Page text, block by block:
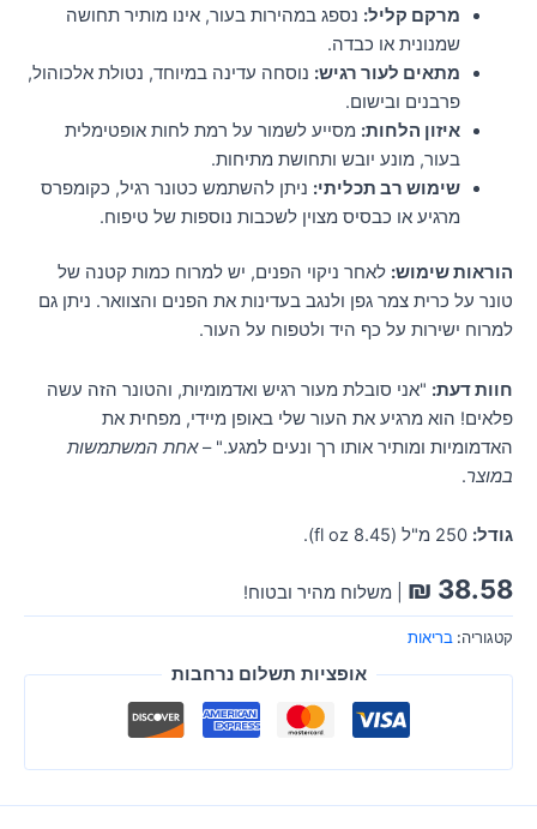
מרקם קליל: נספג במהירות בעור, אינו מותיר תחושה
שמנונית או כבדה.
מתאים לעור רגיש: נוסחה עדינה במיוחד, נטולת אלכוהול,
פרבנים ובישום.
איזון הלחות: מסייע לשמור על רמת לחות אופטימלית
בעור, מונע יובש ותחושת מתיחות.
שימוש רב תכליתי: ניתן להשתמש כטונר רגיל, כקומפרס
מרגיע או כבסיס מצוין לשכבות נוספות של טיפוח.
הוראות שימוש: לאחר ניקוי הפנים, יש למרוח כמות קטנה של
טונר על כרית צמר גפן ולנגב בעדינות את הפנים והצוואר. ניתן גם
למרוח ישירות על כף היד ולטפוח על העור.
חוות דעת: "אני סובלת מעור רגיש ואדמומיות, והטונר הזה עשה
פלאים! הוא מרגיע את העור שלי באופן מיידי, מפחית את
האדמומיות ומותיר אותו רך ונעים למגע." –אחת המשתמשות
במוצר.
גודל:
₪ 38.58 | משלוח מהיר ובטוח!
קטגוריה: בריאות
אופציות תשלום נרחבות